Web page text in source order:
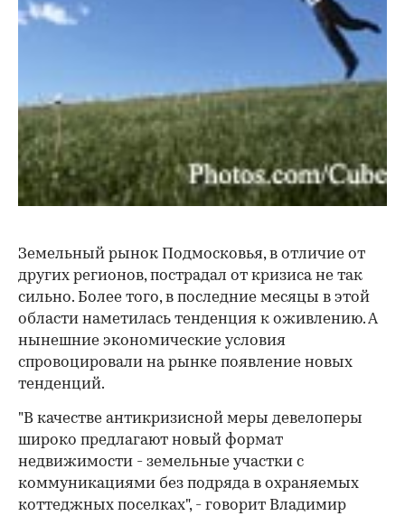
Земельный рынок Подмосковья, в отличие от
других регионов, пострадал от кризиса не так
сильно. Более того, в последние месяцы в этой
области наметилась тенденция к оживлению. А
нынешние экономические условия
спровоцировали на рынке появление новых
тенденций.
"В качестве антикризисной меры девелоперы
широко предлагают новый формат
недвижимости - земельные участки с
коммуникациями без подряда в охраняемых
коттеджных поселках", - говорит Владимир